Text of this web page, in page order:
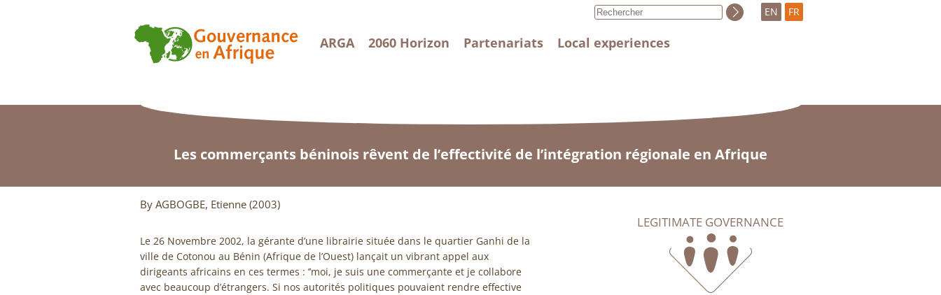
ARGA 2060 Horizon Partenariats Local experiences
EN FR
Les commerçants béninois rêvent de l’effectivité de l’intégration régionale en Afrique
By AGBOGBE, Etienne (2003)
Le 26 Novembre 2002, la gérante d’une librairie située dans le quartier Ganhi de la
ville de Cotonou au Bénin (Afrique de l’Ouest) lançait un vibrant appel aux
dirigeants africains en ces termes : ’’moi, je suis une commerçante et je collabore
avec beaucoup d’étrangers. Si nos autorités politiques pouvaient rendre effective
LEGITIMATE GOVERNANCE